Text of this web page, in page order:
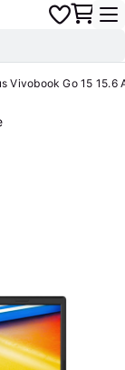
Vivobook Go 15 15.6